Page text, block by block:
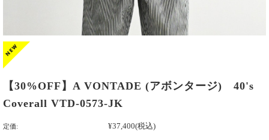
【30%OFF】A VONTADE (アボンタージ) 40's
Coverall VTD-0573-JK
定価: ¥37,400(税込)